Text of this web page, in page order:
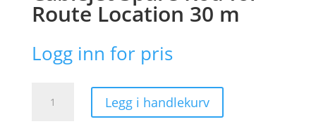
Route Location 30 m
Logg inn for pris
Spare
Legg i handlekurv